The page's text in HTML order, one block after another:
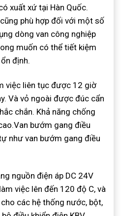
xuất xứ tại Hàn Quốc.
phù hợp đối với một số
dòng van công nghiệp
muốn có thể tiết kiệm
định.
việc liên tục được 12 giờ
Và vỏ ngoài được đúc cẩn
chắn. Khả năng chống
bướm gang điều
như van bướm gang điều
nguồn điện áp DC 24V
việc lên đến 120 độ C, và
các hệ thống nước, bột,